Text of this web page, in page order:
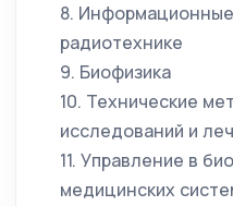
8.
радиотехнике
9. Биофизика
10. Технические
исследований и
11. Управление в
медицинских